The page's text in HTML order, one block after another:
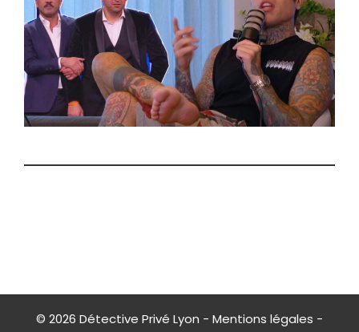
© 2026 Détective Privé Lyon - Mentions légales -